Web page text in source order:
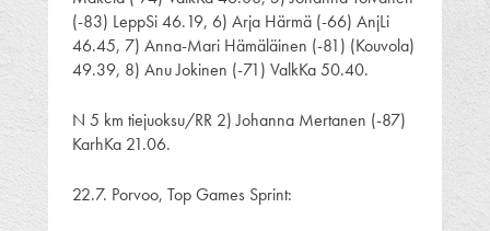
(-83) LeppSi 46.19, 6) Arja Härmä (-66) AnjLi
46.45, 7) Anna-Mari Hämäläinen (-81) (Kouvola)
49.39, 8) Anu Jokinen (-71) ValkKa 50.40.
N 5 km tiejuoksu/RR 2) Johanna Mertanen (-87)
KarhKa 21.06.
22.7. Porvoo, Top Games Sprint: